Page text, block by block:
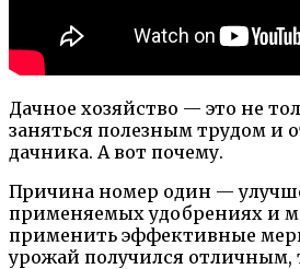
Дачное хозяйство — это не
заняться полезным трудом и
дачника. А вот почему.
Причина номер один —
применяемых удобрениях и
применить эффективные
урожай получился отличным,